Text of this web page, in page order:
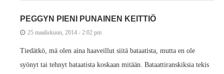
PEGGYN PIENI PUNAINEN KEITTIÖ
25 maaliskuun, 2014 - 2:02 pm
Tiedätkö, mä olen aina haaveillut siitä bataatista, mutta en ole
syönyt tai tehnyt bataatista koskaan mitään. Bataattiranskiksia tekis